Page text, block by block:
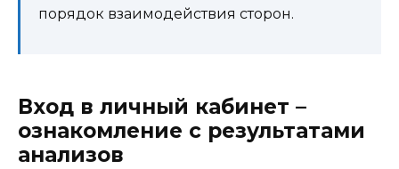
порядок взаимодействия сторон.
Вход в личный кабинет –
ознакомление с результатами
анализов